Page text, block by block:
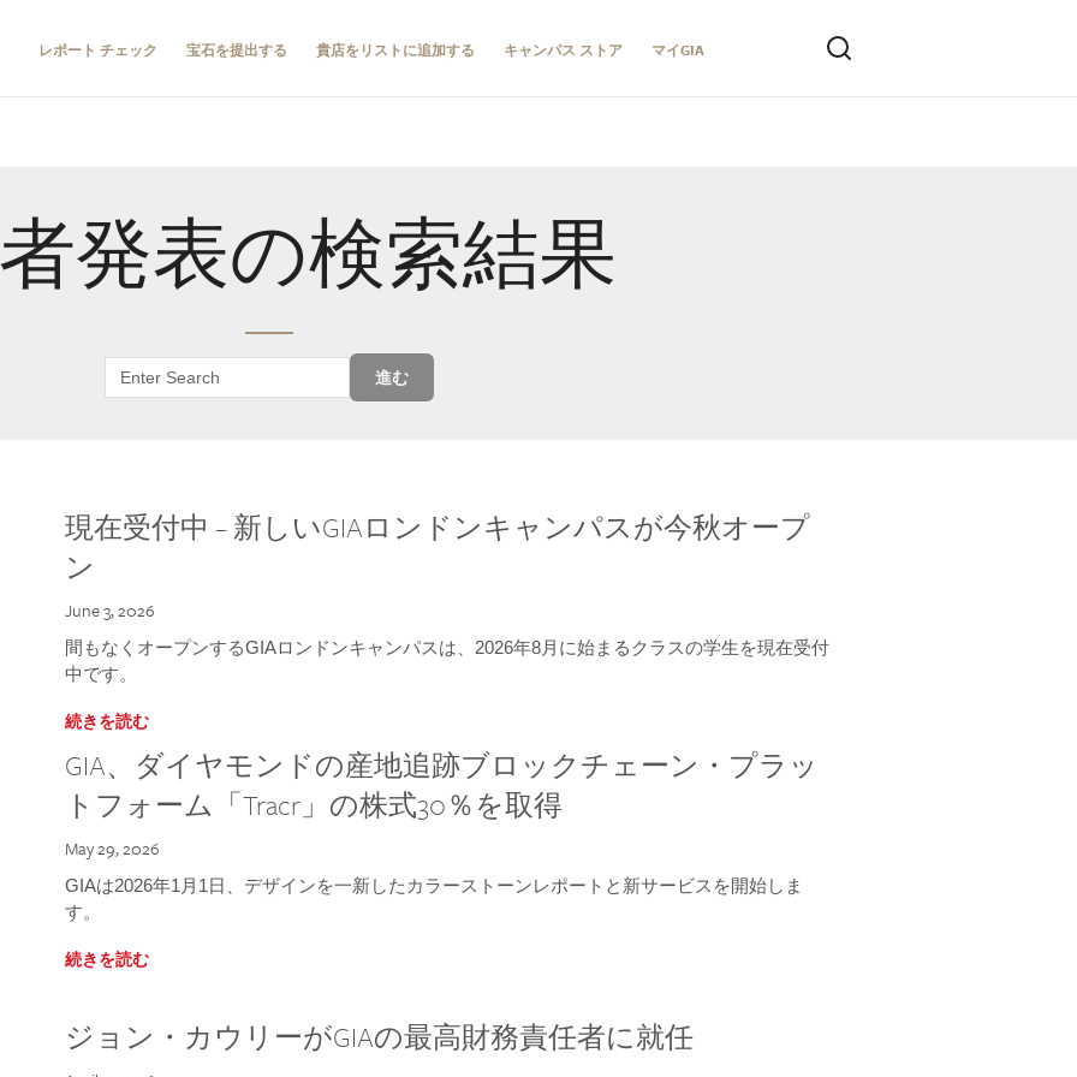
レポート チェック 宝石を提出する 貴店をリストに追加する キャンパス ストア マイGIA
発表の検索結果
進む
現在受付中 – 新しいGIAロンドンキャンパスが今秋オープ
ン
June 3, 2026
間もなくオープンするGIAロンドンキャンパスは、2026年8月に始まるクラスの学生を現在受付
中です。
続きを読む
GIA、ダイヤモンドの産地追跡ブロックチェーン・プラッ
トフォーム「Tracr」の株式30％を取得
May 29, 2026
GIAは2026年1月1日、デザインを一新したカラーストーンレポートと新サービスを開始しま
す。
続きを読む
ジョン・カウリーがGIAの最高財務責任者に就任